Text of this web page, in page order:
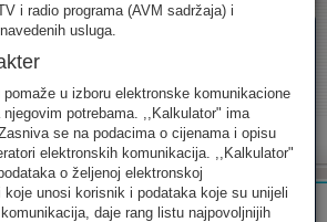
koristite, popunite sva potrebna polja i
najbolje...
i radio programa (AVM sadržaja) i
usluga.
u izboru elektronske komunikacione
potrebama. ,,Kalkulator" ima
se na podacima o cijenama i opisu
elektronskih komunikacija. ,,Kalkulator"
o željenoj elektronskoj
koje unosi korisnik i podataka koje su unijeli
daje rang listu najpovoljnijih